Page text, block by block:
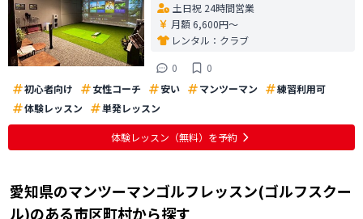
土日祝 24時間営業
月額 6,600円〜
レンタル： クラブ
0
0
初心者向け
女性コーチ 安い マンツーマン
練習利用可
体験レッスン
単発レッスン
体験レッスン （無料） を予約
愛知県のマンツーマンゴルフレッスン(ゴルフスクー
ル)のある市区町村から探す